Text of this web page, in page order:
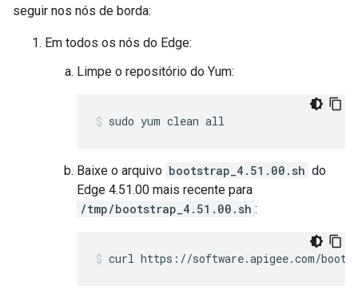
seguir nos nós de borda:
Em todos os nós do Edge:
Limpe o repositório do Yum:
sudo yum clean all
Baixe o arquivo bootstrap_4.51.00.sh do
Edge 4.51.00 mais recente para
/tmp/bootstrap_4.51.00.sh :
curl https://software.apigee.com/